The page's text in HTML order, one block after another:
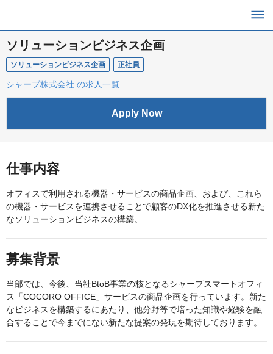
ソリューションビジネス企画
ソリューションビジネス企画 正社員
シャープ株式会社 の求人一覧
Apply Now
仕事内容
オフィスで利用される機器・サービスの商品企画、および、これら
の機器・サービスを連携させることで顧客のDX化を推進させる新た
なソリューションビジネスの構築。
募集背景
当部では、今後、当社BtoB事業の核となるシャープスマートオフィ
ス「COCORO OFFICE」サービスの商品企画を行っています。新た
なビジネスを構築するにあたり、他分野等で培った知識や経験を融
合することで今までにない新たな提案の発現を期待しております。